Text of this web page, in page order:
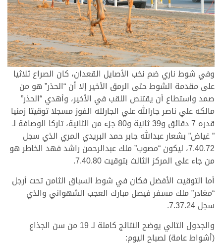
وفي شوط ناري ضم نخب الأصايل القعدان، كان الصراع ثلاثيا
على مقدمة الشوط حتى الرمق الأخير إلا أن “الحذر” هو من
صمد واستطاع أن يقتنص اللقب في الأخير، وأهدي “الحذر”
مالكه علي ناصر جارالله علي الجارلله الفوز مسجلا توقيتا زمنيا
قدره 7 دقائق و39 ثانية و80 جزء من الثانية، تاركا الوصافة لـ
” غياض” بشعار عبدالله جابر حمد البريدي المري الذي سجل
7.40.72، ليكون “مصوب” ملك عبدالرحمن راشد فهد الخاطر هو
من جاء على المركز الثالث بتوقيت 7.40.80.
أما التوقيت الأفضل فكان في شوط السباق الثامن تحت أرجل
“مغادر” ملك مسفر فيصل مبارك العجب الشهواني والذي
سجل 7.37.24.
والجدول التالي يوضح النتائج كاملة لـ 19 من سن الجذاع
(أشواط عامة) لصباح اليوم: